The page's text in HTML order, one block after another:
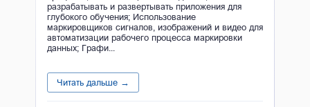
разрабатывать и развертывать приложения для
глубокого обучения; Использование
маркировщиков сигналов, изображений и видео для
автоматизации рабочего процесса маркировки
данных; Графи...
Читать дальше →